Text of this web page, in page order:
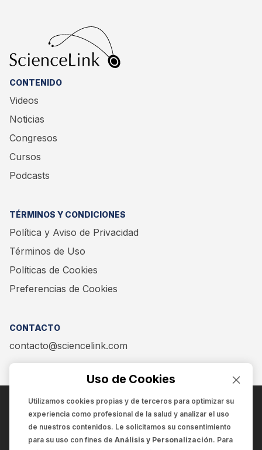
CONTENIDO
Videos
Noticias
Congresos
Cursos
Podcasts
TÉRMINOS Y CONDICIONES
Política y Aviso de Privacidad
Términos de Uso
Políticas de Cookies
Preferencias de Cookies
CONTACTO
contacto@sciencelink.com
ENCUÉNTRANOS EN:
Uso de Cookies
Utilizamos cookies propias y de terceros para optimizar su
experiencia como profesional de la salud y analizar el uso
de nuestros contenidos. Le solicitamos su consentimiento
para su uso con fines de Análisis y Personalización. Para